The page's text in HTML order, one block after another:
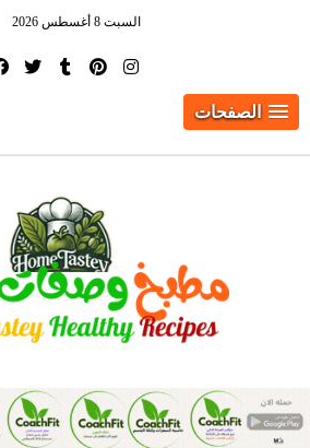
السبت 8 أغسطس 2026
الصفحات